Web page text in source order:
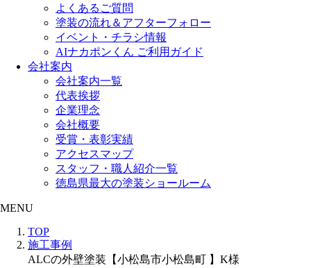
よくあるご質問
塗装の流れ＆アフターフォロー
イベント・チラシ情報
AIナカポンくん ご利用ガイド
会社案内
会社案内一覧
代表挨拶
企業理念
会社概要
受賞・表彰実績
アクセスマップ
スタッフ・職人紹介一覧
徳島県最大の塗装ショールーム
MENU
TOP
施工事例
ALCの外壁塗装【小松島市小松島町 】K様